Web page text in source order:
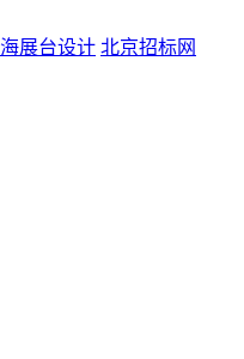
海展台设计 北京招标网